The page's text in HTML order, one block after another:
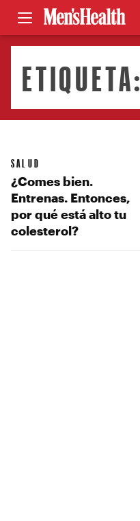
ETIQUETA:
SALUD
¿Comes bien.
Entrenas. Entonces,
por qué está alto tu
colesterol?